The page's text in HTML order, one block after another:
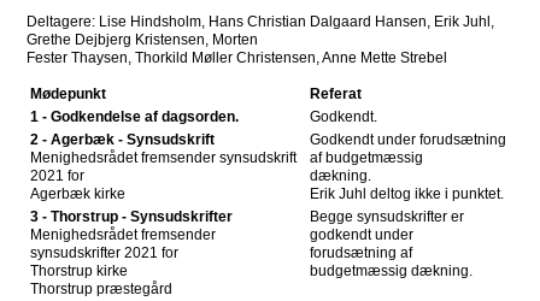
Deltagere: Lise Hindsholm, Hans Christian Dalgaard Hansen, Erik Juhl,
Grethe Dejbjerg Kristensen, Morten
Fester Thaysen, Thorkild Møller Christensen, Anne Mette Strebel
Mødepunkt
Referat
1 - Godkendelse af dagsorden.
Godkendt.
2 - Agerbæk - Synsudskrift
Menighedsrådet fremsender synsudskrift
2021 for
Agerbæk kirke
Godkendt under forudsætning
af budgetmæssig
dækning.
Erik Juhl deltog ikke i punktet.
3 - Thorstrup - Synsudskrifter
Menighedsrådet fremsender
synsudskrifter 2021 for
Thorstrup kirke
Thorstrup præstegård
Begge synsudskrifter er
godkendt under
forudsætning af
budgetmæssig dækning.